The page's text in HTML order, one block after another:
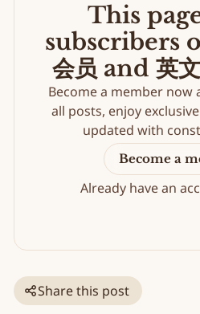
This
subscribers
会员 and 英
Become a member now
all posts, enjoy
updated with
Become a
Already have an
Share this post